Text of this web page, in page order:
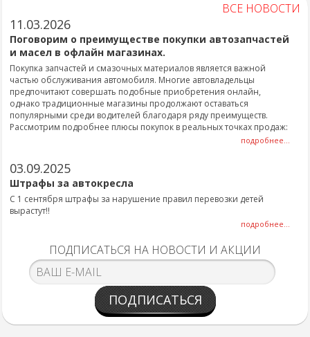
ВСЕ НОВОСТИ
11.03.2026
Поговорим о преимуществе покупки автозапчастей
и масел в офлайн магазинах.
Покупка запчастей и смазочных материалов является важной
частью обслуживания автомобиля. Многие автовладельцы
предпочитают совершать подобные приобретения онлайн,
однако традиционные магазины продолжают оставаться
популярными среди водителей благодаря ряду преимуществ.
Рассмотрим подробнее плюсы покупок в реальных точках продаж:
подробнее...
03.09.2025
Штрафы за автокресла
С 1 сентября штрафы за нарушение правил перевозки детей
вырастут!!
подробнее...
ПОДПИСАТЬСЯ НА НОВОСТИ И АКЦИИ
ПОДПИСАТЬСЯ